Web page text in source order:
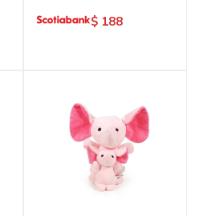
$ 188